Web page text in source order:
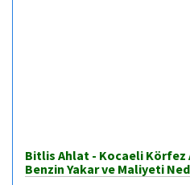
Bitlis Ahlat - Kocaeli Körfez
Benzin Yakar ve Maliyeti